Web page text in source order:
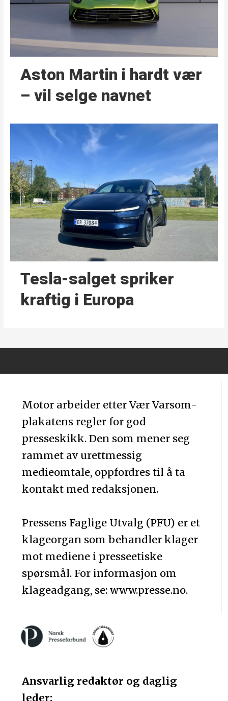
Aston Martin i hardt vær
– vil selge navnet
Tesla-salget spriker
kraftig i Europa
Motor arbeider etter Vær Varsom-
plakatens regler for god
presseskikk. Den som mener seg
rammet av urettmessig
medieomtale, oppfordres til å ta
kontakt med redaksjonen.
Pressens Faglige Utvalg (PFU) er et
klageorgan som behandler klager
mot mediene i presseetiske
spørsmål. For informasjon om
klageadgang, se: www.presse.no.
Ansvarlig redaktør og daglig
leder: